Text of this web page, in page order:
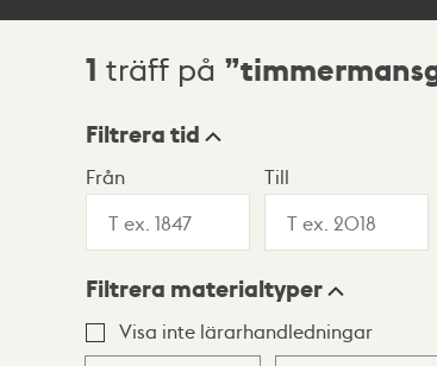
Sökresultat
1 träff på
Visningsläge
Lista Karta
Filtrera tid
Från Till
Filtrera materialtyper
Visa inte lärarhandledningar